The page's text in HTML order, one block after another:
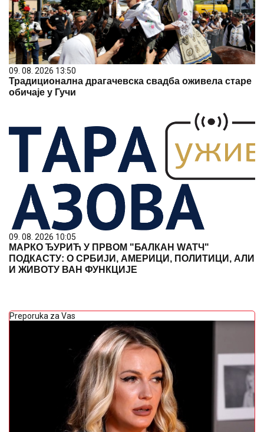
09. 08. 2026 13:50
Традиционална драгачевска свадба оживела старе
обичаје у Гучи
09. 08. 2026 10:05
МАРКО ЂУРИЋ У ПРВОМ "БАЛКАН WАТЧ"
ПОДКАСТУ: О СРБИЈИ, АМЕРИЦИ, ПОЛИТИЦИ, АЛИ
И ЖИВОТУ ВАН ФУНКЦИЈЕ
Preporuka za Vas